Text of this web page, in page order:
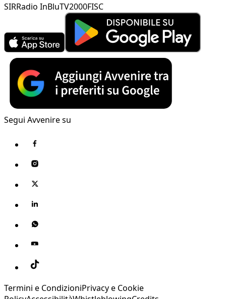
SIRRadio InBluTV2000FISC
Segui Avvenire su
Termini e CondizioniPrivacy e Cookie